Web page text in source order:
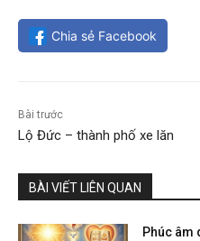
Chia sẻ Facebook
Bài trước
Lộ Đức – thành phố xe lăn
BÀI VIẾT LIÊN QUAN
Phúc âm